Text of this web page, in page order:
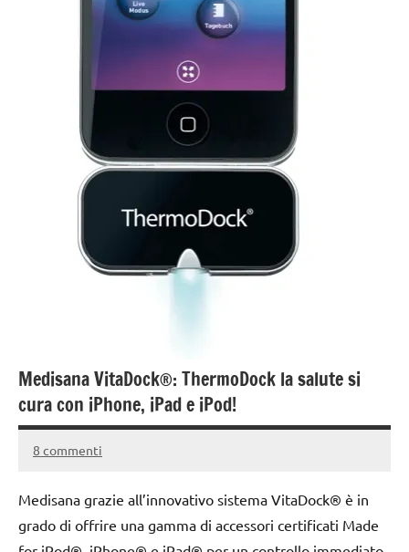
Medisana VitaDock®: ThermoDock la salute si
cura con iPhone, iPad e iPod!
15
2016
Andrea
8 commenti
Medisana grazie all’innovativo sistema VitaDock® è in
grado di offrire una gamma di accessori certificati Made